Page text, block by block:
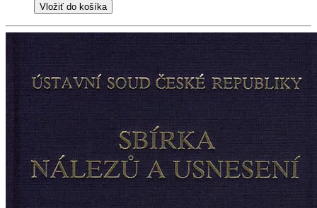
Vložiť do košíka